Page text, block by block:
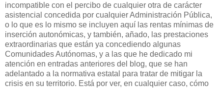
incompatible con el percibo de cualquier otra de carácter
asistencial concedida por cualquier Administración Pública,
o lo que es lo mismo se incluyen aquí las rentas mínimas de
inserción autonómicas, y también, añado, las prestaciones
extraordinarias que están ya concediendo algunas
Comunidades Autónomas, y a las que he dedicado mi
atención en entradas anteriores del blog, que se han
adelantado a la normativa estatal para tratar de mitigar la
crisis en su territorio. Está por ver, en cualquier caso, cómo